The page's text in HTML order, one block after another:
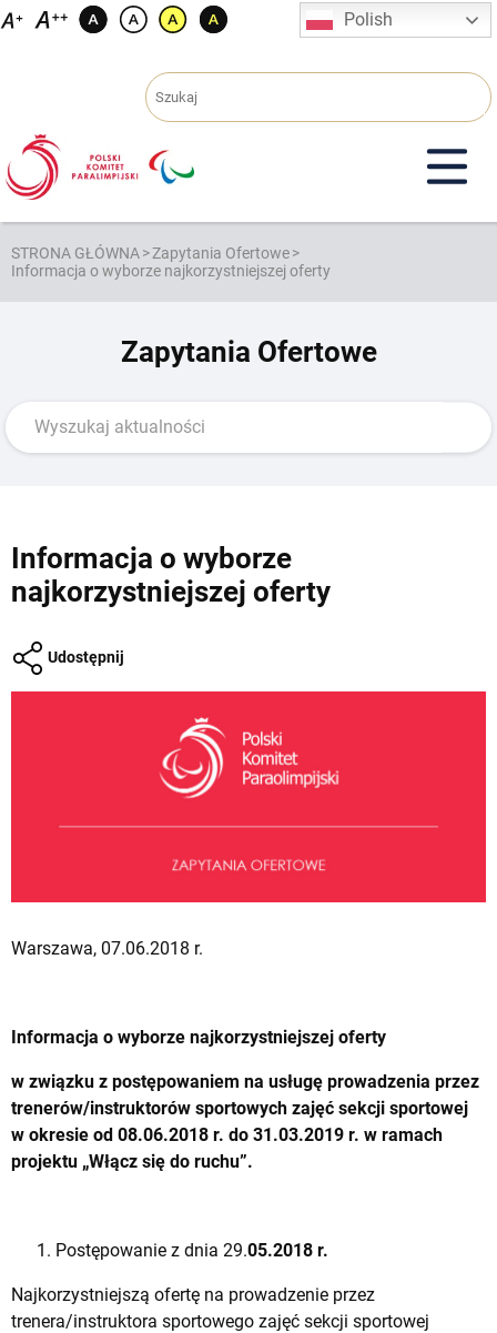
Przejdź
Polish
STRONA GŁÓWNA>Zapytania Ofertowe>
Informacja o wyborze najkorzystniejszej oferty
Zapytania Ofertowe
Informacja o wyborze
najkorzystniejszej oferty
Udostępnij
Warszawa, 07.06.2018 r.
Informacja o wyborze najkorzystniejszej oferty
w związku z postępowaniem na usługę prowadzenia przez
trenerów/instruktorów sportowych zajęć sekcji sportowej
w okresie od 08.06.2018 r. do 31.03.2019 r. w ramach
projektu „Włącz się do ruchu”.
Postępowanie z dnia 29.05.2018 r.
Najkorzystniejszą ofertę na prowadzenie przez
trenera/instruktora sportowego zajęć sekcji sportowej